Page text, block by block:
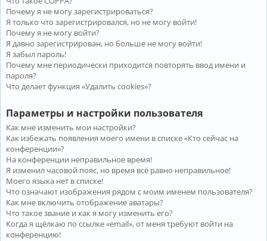
и
н
та
ц
и
я
Почему я не могу зарегистрироваться?
Я только что зарегистрировался, но не могу войти!
Почему я не могу войти?
Я давно зарегистрирован, но больше не могу войти!
Я забыл пароль!
Почему мне периодически приходится повторять ввод имени и
пароля?
Что делает функция «Удалить cookies»?
Параметры и настройки пользователя
Как мне изменить мои настройки?
Как избежать появления моего имени в списке «Кто сейчас на
конференции»?
На конференции неправильное время!
Я изменил часовой пояс, но время всё равно неправильное!
Моего языка нет в списке!
Что означают изображения рядом с моим именем пользователя?
Как мне включить отображение аватары?
Что такое звание и как я могу изменить его?
Когда я щёлкаю по ссылке «email», от меня требуют войти на
конференцию!